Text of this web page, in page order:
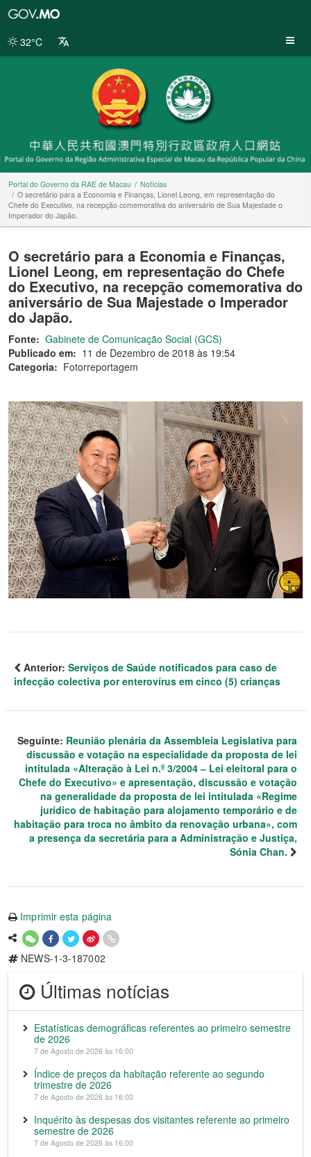
da
32°C
Portal do Governo da RAE de Macau
Notícias
O secretário para a Economia e Finanças, Lionel Leong, em representação do
Chefe do Executivo, na recepção comemorativa do aniversário de Sua Majestade o
Imperador do Japão.
O secretário para a Economia e Finanças,
Lionel Leong, em representação do Chefe
do Executivo, na recepção comemorativa do
aniversário de Sua Majestade o Imperador
do Japão.
Fonte: Gabinete de Comunicação Social (GCS)
Publicado em: 11 de Dezembro de 2018 às 19:54
Categoria: Fotorreportagem
Anterior: Serviços de Saúde notificados para caso de
infecção colectiva por enterovírus em cinco (5) crianças
Seguinte: Reunião plenária da Assembleia Legislativa para
discussão e votação na especialidade da proposta de lei
intitulada «Alteração à Lei n.º 3/2004 ‒ Lei eleitoral para o
Chefe do Executivo» e apresentação, discussão e votação
na generalidade da proposta de lei intitulada «Regime
jurídico de habitação para alojamento temporário e de
habitação para troca no âmbito da renovação urbana», com
a presença da secretária para a Administração e Justiça,
Sónia Chan.
Imprimir esta página
NEWS-1-3-187002
Últimas notícias
Estatísticas demográficas referentes ao primeiro semestre
de 2026
7 de Agosto de 2026 às 16:00
Índice de preços da habitação referente ao segundo
trimestre de 2026
7 de Agosto de 2026 às 16:00
Inquérito às despesas dos visitantes referente ao primeiro
semestre de 2026
7 de Agosto de 2026 às 16:00